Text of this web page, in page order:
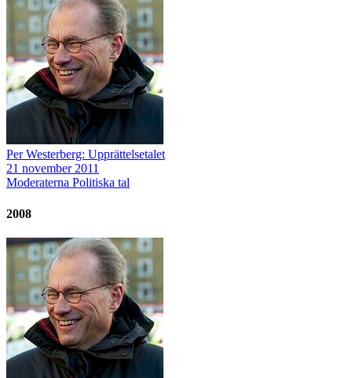
Per Westerberg: Upprättelsetalet
21 november 2011
Moderaterna Politiska tal
2008